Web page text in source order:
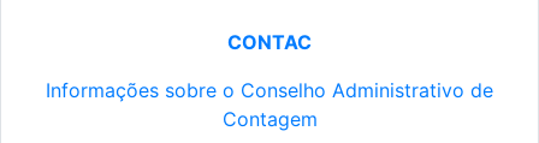
CONTAC
Informações sobre o Conselho Administrativo de
Contagem